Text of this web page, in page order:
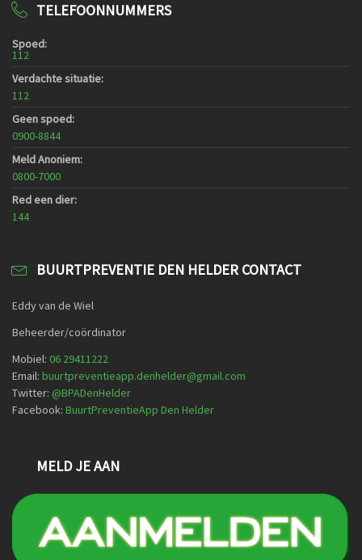
TELEFOONNUMMERS
Spoed:
112
Verdachte situatie:
112
Geen spoed:
0900-8844
Meld Anoniem:
0800-7000
Red een dier:
144
BUURTPREVENTIE DEN HELDER CONTACT
Eddy van de Wiel
Beheerder/coördinator
Mobiel: 06 29411222
Email: buurtpreventieapp.denhelder@gmail.com
Twitter: @BPADenHelder
Facebook: BuurtPreventieApp Den Helder
MELD JE AAN